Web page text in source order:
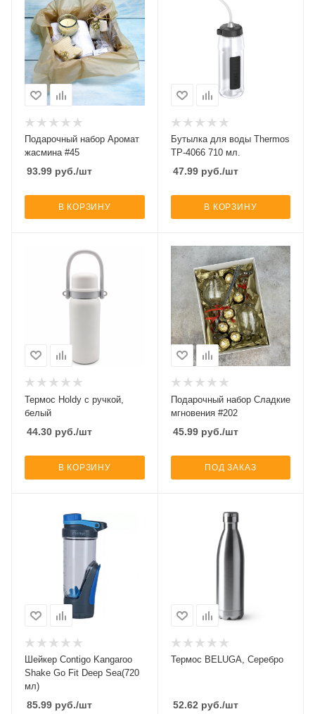
Подарочный набор Аромат
жасмина #45
93.99 руб./шт
В КОРЗИНУ
Бутылка для воды Thermos
TP-4066 710 мл.
47.99руб./шт
В КОРЗИНУ
Термос Holdy с ручкой,
белый
44.30 руб./шт
В КОРЗИНУ
Подарочный набор Сладкие
мгновения #202
45.99руб./шт
ПОД ЗАКАЗ
Шейкер Contigo Kangaroo
Shake Go Fit Deep Sea(720
мл)
85.99 руб./шт
Термос BELUGA, Серебро
52.62 руб./шт